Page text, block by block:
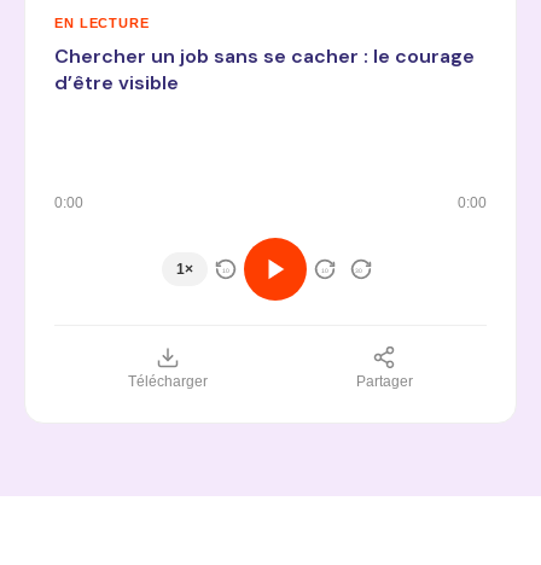
EN LECTURE
Chercher un job sans se cacher : le courage
d’être visible
0:00 0:00
1× 10 10 30
Télécharger Partager